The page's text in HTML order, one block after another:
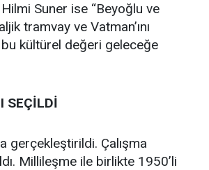
Suner ise “Beyoğlu ve
tramvay ve Vatman’ını
kültürel değeri geleceğe
SEÇİLDİ
gerçekleştirildi. Çalışma
Millileşme ile birlikte 1950’li